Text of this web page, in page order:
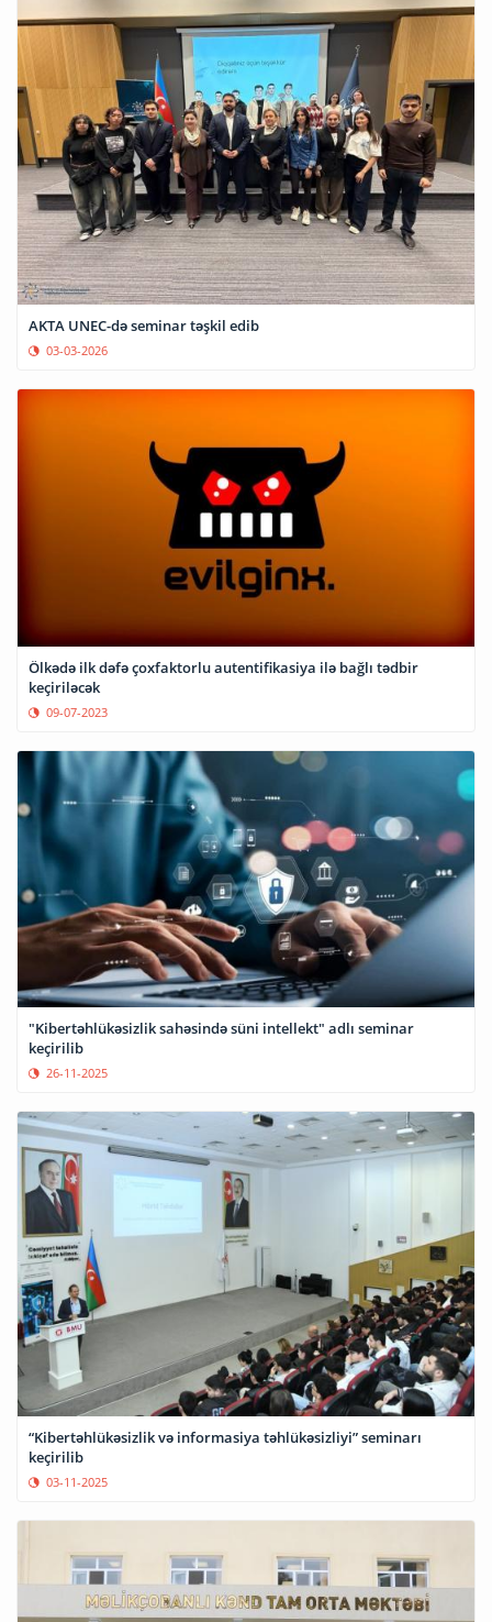
AKTA UNEC-də seminar təşkil edib
03-03-2026
Ölkədə ilk dəfə çoxfaktorlu autentifikasiya ilə bağlı tədbir
keçiriləcək
09-07-2023
"Kibertəhlükəsizlik sahəsində süni intellekt" adlı seminar
keçirilib
26-11-2025
“Kibertəhlükəsizlik və informasiya təhlükəsizliyi” seminarı
keçirilib
03-11-2025